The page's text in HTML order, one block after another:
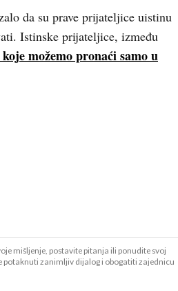
da su prave prijateljice uistinu
Istinske prijateljice, između
možemo pronaći samo u
mišljenje, postavite pitanja ili ponudite svoj
potaknuti zanimljiv dijalog i obogatiti zajednicu